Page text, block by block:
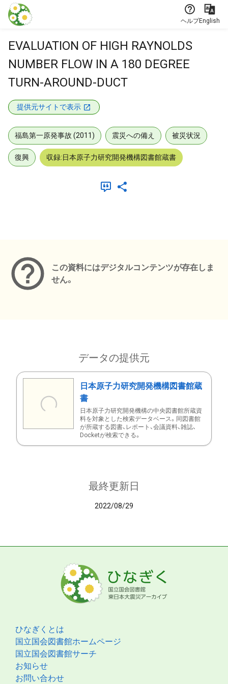
本文に飛ぶ
ヘルプEnglish
EVALUATION OF HIGH RAYNOLDS
NUMBER FLOW IN A 180 DEGREE
TURN-AROUND-DUCT
提供元サイトで表示
福島第一原発事故 (2011) 震災への備え 被災状況
復興 収録:日本原子力研究開発機構図書館蔵書
この資料にはデジタルコンテンツが存在しま
せん。
データの提供元
日本原子力研究開発機構図書館蔵
書
日本原子力研究開発機構の中央図書館所蔵資
料を対象とした検索データベース。同図書館
が所蔵する図書、レポート、会議資料、雑誌、
Docketが検索できる。
最終更新日
2022/08/29
ひなぎくとは
国立国会図書館ホームページ
国立国会図書館サーチ
お知らせ
お問い合わせ